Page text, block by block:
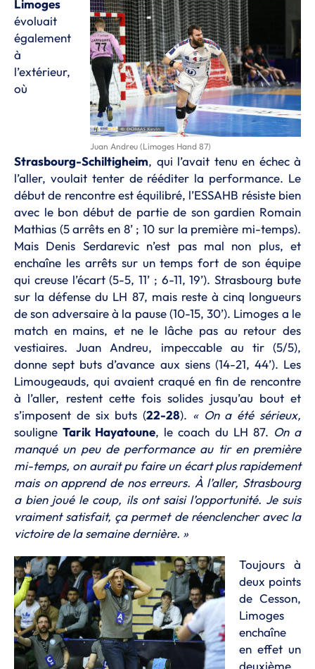
Juan Andreu (Limoges Hand 87)
Limoges
évoluait
également
à
l’extérieur,
où
Strasbourg-Schiltigheim, qui l’avait tenu en échec à
l’aller, voulait tenter de rééditer la performance. Le
début de rencontre est équilibré, l’ESSAHB résiste bien
avec le bon début de partie de son gardien Romain
Mathias (5 arrêts en 8’ ; 10 sur la première mi-temps).
Mais Denis Serdarevic n’est pas mal non plus, et
enchaîne les arrêts sur un temps fort de son équipe
qui creuse l’écart (5-5, 11’ ; 6-11, 19’). Strasbourg bute
sur la défense du LH 87, mais reste à cinq longueurs
de son adversaire à la pause (10-15, 30’). Limoges a le
match en mains, et ne le lâche pas au retour des
vestiaires. Juan Andreu, impeccable au tir (5/5),
donne sept buts d’avance aux siens (14-21, 44’). Les
Limougeauds, qui avaient craqué en fin de rencontre
à l’aller, restent cette fois solides jusqu’au bout et
s’imposent de six buts (22-28). « On a été sérieux,
souligneTarik Hayatoune, le coach du LH 87. On a
manqué un peu de performance au tir en première
mi-temps, on aurait pu faire un écart plus rapidement
mais on apprend de nos erreurs. À l’aller, Strasbourg
a bien joué le coup, ils ont saisi l’opportunité. Je suis
vraiment satisfait, ça permet de réenclencher avec la
victoire de la semaine dernière. »
Toujours à
deux points
de Cesson,
Limoges
enchaîne
en effet un
deuxième